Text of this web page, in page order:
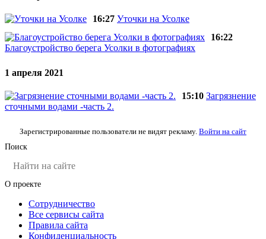
16:27 Уточки на Усолке
16:22
Благоустройство берега Усолки в фотографиях
1 апреля 2021
15:10 Загрязнение
сточными водами -часть 2.
Зарегистрированные пользователи не видят рекламу. Войти на сайт
Поиск
О проекте
Сотрудничество
Все сервисы сайта
Правила сайта
Конфиденциальность